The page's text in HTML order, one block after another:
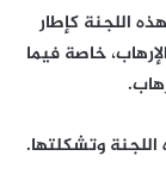
اللجنة كإطار
خاصة فيما
وتشكلتها.